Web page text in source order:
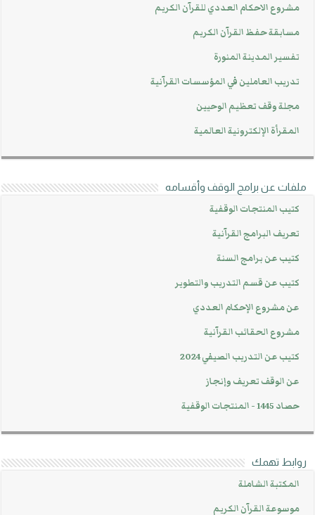
مشروع الاحكام العددي للقرآن الكريم
مسابقة حفظ القرآن الكريم
تفسير المدينة المنورة
تدريب العاملين في المؤسسات القرآنية
مجلة وقف تعظيم الوحيين
المقرأة الإلكترونية العالمية
ملفات عن برامج الوقف وأقسامه
كتيب المنتجات الوقفية
تعريف البرامج القرآنية
كتيب عن برامج السنة
كتيب عن قسم التدريب والتطوير
عن مشروع الإحكام العددي
مشروع الحقائب القرآنية
كتيب عن التدريب الصيفي 2024
عن الوقف تعريف وإنجاز
حصاد 1445 - المنتجات الوقفية
روابط تهمك
المكتبة الشاملة
موسوعة القرآن الكريم